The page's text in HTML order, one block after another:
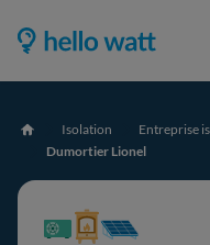
Accueil Isolation Entreprise
Dumortier Lionel